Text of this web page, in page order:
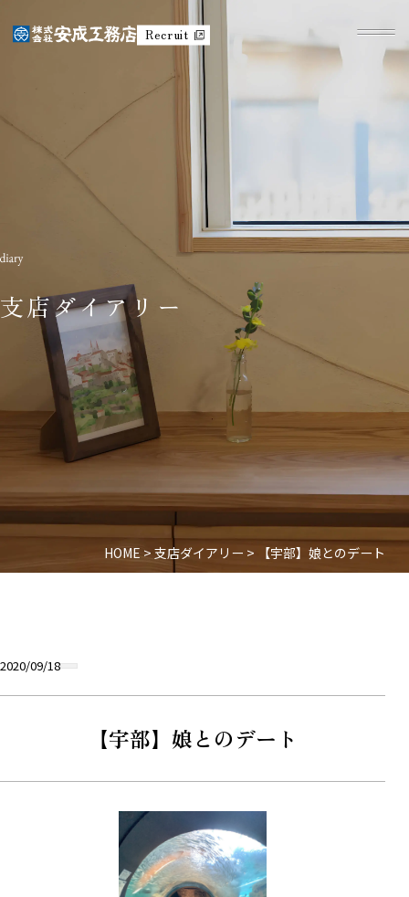
Recruit
支店ダイアリー
HOME>支店ダイアリー > 【宇部】娘とのデート
2020/09/18
【宇部】娘とのデート